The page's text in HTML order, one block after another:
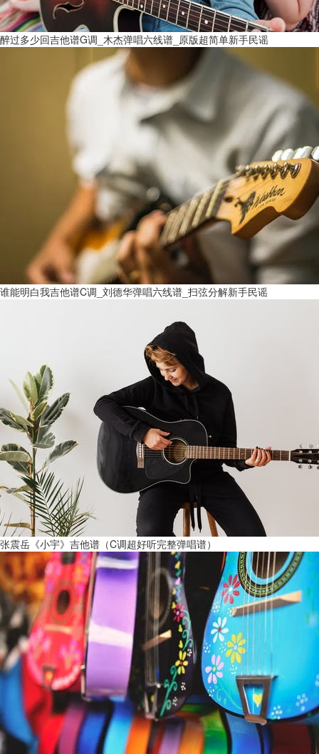
醉过多少回吉他谱G调_木杰弹唱六线谱_原版超简单新手民谣
谁能明白我吉他谱C调_刘德华弹唱六线谱_扫弦分解新手民谣
张震岳《小宇》吉他谱（C调超好听完整弹唱谱）